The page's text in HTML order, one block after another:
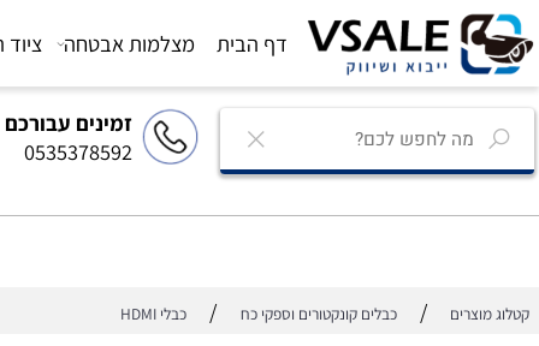
זמינים עבורכם
0535378592
דף הבית מצלמות אבטחה ציוד
/ כבלים קונקטורים וספקי כח / כבלי HDMI